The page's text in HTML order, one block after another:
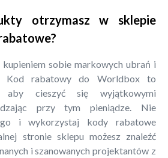
otrzymasz w sklepie
kupieniem sobie markowych ubrań i
Kod rabatowy do Worldbox to
aby cieszyć się wyjątkowymi
przy tym pieniądze. Nie
i wykorzystaj kody rabatowe
stronie sklepu możesz znaleźć
i szanowanych projektantów z